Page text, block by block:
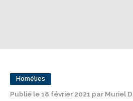
Homélies
Publié le 18 février 2021 par Muriel